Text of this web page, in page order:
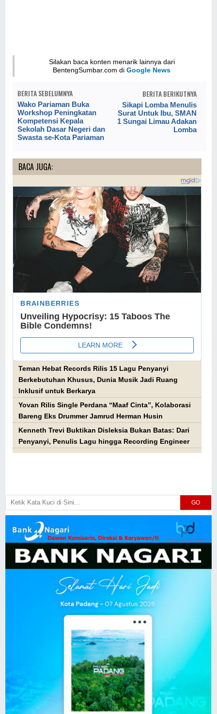
Silakan baca konten menarik lainnya dari
BentengSumbar.com diGoogle News
BERITA SEBELUMNYA
Wako Pariaman Buka
Workshop Peningkatan
Kompetensi Kepala
Sekolah Dasar Negeri dan
Swasta se-Kota Pariaman
BERITA BERIKUTNYA
Sikapi Lomba Menulis
Surat Untuk Ibu, SMAN
1 Sungai Limau Adakan
Lomba
BACA JUGA:
Teman Hebat Records Rilis 15 Lagu Penyanyi
Berkebutuhan Khusus, Dunia Musik Jadi Ruang
Inklusif untuk Berkarya
Yovan Rilis Single Perdana “Maaf Cinta”, Kolaborasi
Bareng Eks Drummer Jamrud Herman Husin
Kenneth Trevi Buktikan Disleksia Bukan Batas: Dari
Penyanyi, Penulis Lagu hingga Recording Engineer
GO